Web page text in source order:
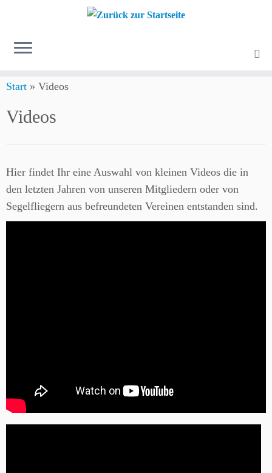
Inhalt
Start » Videos
Videos
Hier findet Ihr eine Auswahl von kleinen Videos die in
den letzten Jahren von unseren Mitgliedern oder von
Segelfliegern aus befreundeten Vereinen entstanden sind.